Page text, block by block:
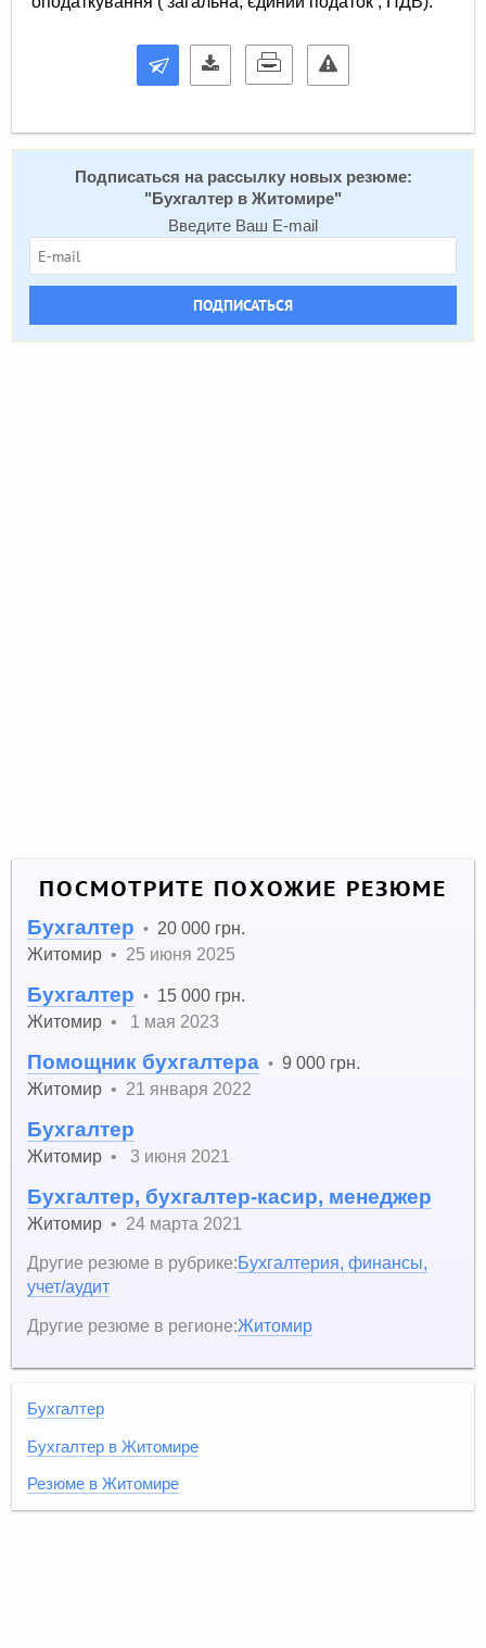
Подписаться на рассылку новых резюме:
" Бухгалтер в Житомире"
Введите Ваш E-mail
ПОДПИСАТЬСЯ
ПОСМОТРИТЕ ПОХОЖИЕ РЕЗЮМЕ
Бухгалтер • 20 000 грн.
Житомир • 25 июня 2025
Бухгалтер • 15 000 грн.
Житомир • 1 мая 2023
Помощник бухгалтера •9 000 грн.
Житомир • 21 января 2022
Бухгалтер
Житомир • 3 июня 2021
Бухгалтер, бухгалтер-касир, менеджер
Житомир • 24 марта 2021
Другие резюме в рубрике:Бухгалтерия, финансы,
учет/аудит
Другие резюме в регионе:Житомир
Бухгалтер
Бухгалтер в Житомире
Резюме в Житомире